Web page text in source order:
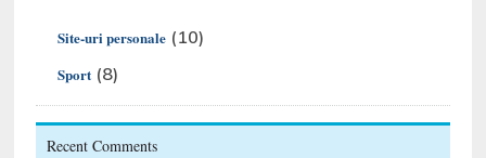
Site-uri personale (10)
Sport (8)
Recent Comments